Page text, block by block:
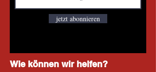
jetzt abonnieren
Wie können wir helfen?